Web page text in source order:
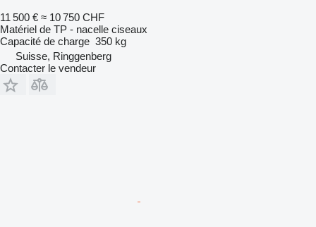
11 500 € ≈ 10 750 CHF
Matériel de TP - nacelle ciseaux
Capacité de charge 350 kg
Suisse, Ringgenberg
Contacter le vendeur